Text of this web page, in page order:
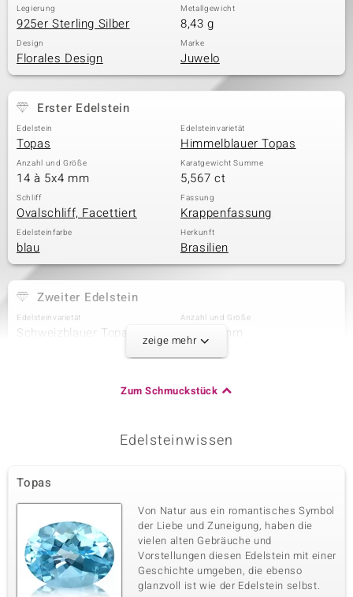
Legierung
925er Sterling Silber
Metallgewicht
8,43 g
Design
Florales Design
Marke
Juwelo
Erster Edelstein
Edelstein
Topas
Edelsteinvarietät
Himmelblauer Topas
Anzahl und Größe
14 à 5x4 mm
Karatgewicht Summe
5,567 ct
Schliff
Ovalschliff, Facettiert
Fassung
Krappenfassung
Edelsteinfarbe
blau
Herkunft
Brasilien
Zweiter Edelstein
Edelsteinvarietät
Schweizblauer Topas
Anzahl und Größe
1 à 2,8 mm
Herkunft
Schwarzer Spinell
Karatgewicht Summe
0,029 ct
Schliff
Rundschliff
Fassung
Pavéfassung
Herkunft
Thailand
zeige mehr
Zum Schmuckstück
Edelsteinwissen
Topas
Von Natur aus ein romantisches Symbol
der Liebe und Zuneigung, haben die
vielen alten Gebräuche und
Vorstellungen diesen Edelstein mit einer
Geschichte umgeben, die ebenso
glanzvoll ist wie der Edelstein selbst.